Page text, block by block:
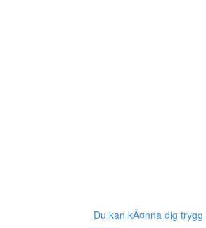
Du kan kÃ¤nna dig trygg